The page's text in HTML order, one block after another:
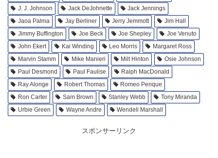
J. J. Johnson
Jack DeJohnette
Jack Jennings
Jaoa Palma
Jay Berliner Jerry Jemmott
Jim Hall
Jimmy Buffington
Joe Beck Joe Shepley
Joe Venuto
John Ekert
Kai Winding Leo Morris
Margaret Ross
Marvin Stamm
Mike Manieri Milt Hinton
Osie Johnson
Paul Desmond
Paul Faulise
Ralph MacDonald
Ray Alonge
Robert Thomas
Romeo Penque
Ron Carter
Sam Brown Stanley Webb
Tony Miranda
Urbie Green
Wayne Andre Wendell Marshall
スポンサーリンク